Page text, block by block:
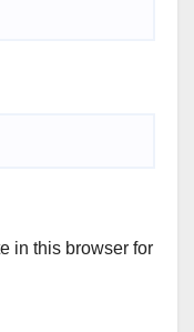
in this browser for